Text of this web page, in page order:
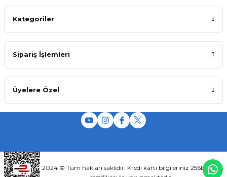
Kategoriler
Sipariş İşlemleri
Üyelere Özel
2024 © Tüm hakları saklıdır. Kredi kartı bilgileriniz 256bit SSL